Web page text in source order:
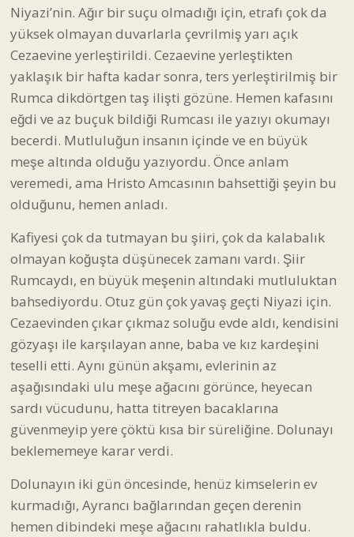
Niyazi’nin. Ağır bir suçu olmadığı için, etrafı çok da
yüksek olmayan duvarlarla çevrilmiş yarı açık
Cezaevine yerleştirildi. Cezaevine yerleştikten
yaklaşık bir hafta kadar sonra, ters yerleştirilmiş bir
Rumca dikdörtgen taş ilişti gözüne. Hemen kafasını
eğdi ve az buçuk bildiği Rumcası ile yazıyı okumayı
becerdi. Mutluluğun insanın içinde ve en büyük
meşe altında olduğu yazıyordu. Önce anlam
veremedi, ama Hristo Amcasının bahsettiği şeyin bu
olduğunu, hemen anladı.
Kafiyesi çok da tutmayan bu şiiri, çok da kalabalık
olmayan koğuşta düşünecek zamanı vardı. Şiir
Rumcaydı, en büyük meşenin altındaki mutluluktan
bahsediyordu. Otuz gün çok yavaş geçti Niyazi için.
Cezaevinden çıkar çıkmaz soluğu evde aldı, kendisini
gözyaşı ile karşılayan anne, baba ve kız kardeşini
teselli etti. Aynı günün akşamı, evlerinin az
aşağısındaki ulu meşe ağacını görünce, heyecan
sardı vücudunu, hatta titreyen bacaklarına
güvenmeyip yere çöktü kısa bir süreliğine. Dolunayı
beklememeye karar verdi.
Dolunayın iki gün öncesinde, henüz kimselerin ev
kurmadığı, Ayrancı bağlarından geçen derenin
hemen dibindeki meşe ağacını rahatlıkla buldu.